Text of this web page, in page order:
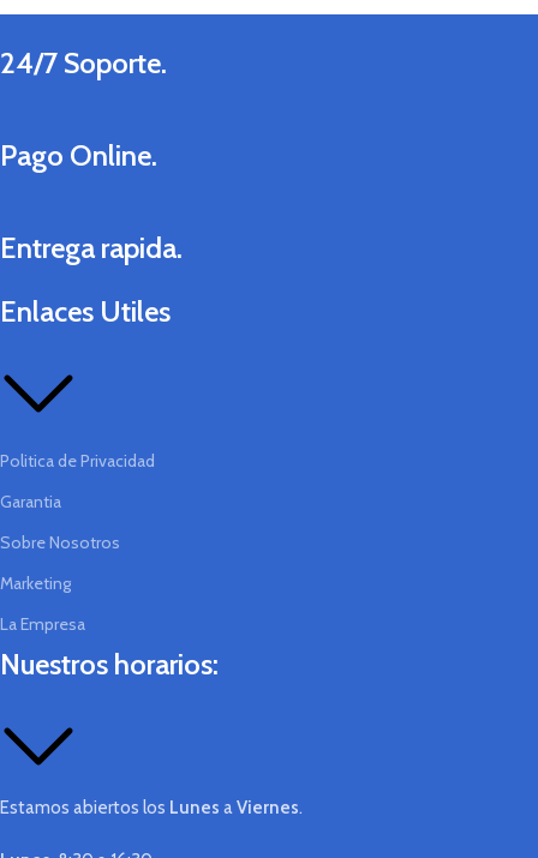
24/7 Soporte.
Pago Online.
Entrega rapida.
Enlaces Utiles
Politica de Privacidad
Garantia
Sobre Nosotros
Marketing
La Empresa
Nuestros horarios:
Estamos abiertos los Lunes aViernes.